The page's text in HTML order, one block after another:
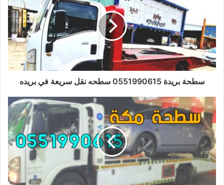
سطحة بريدة 0551990615 سطحه نقل سريعة في بريده